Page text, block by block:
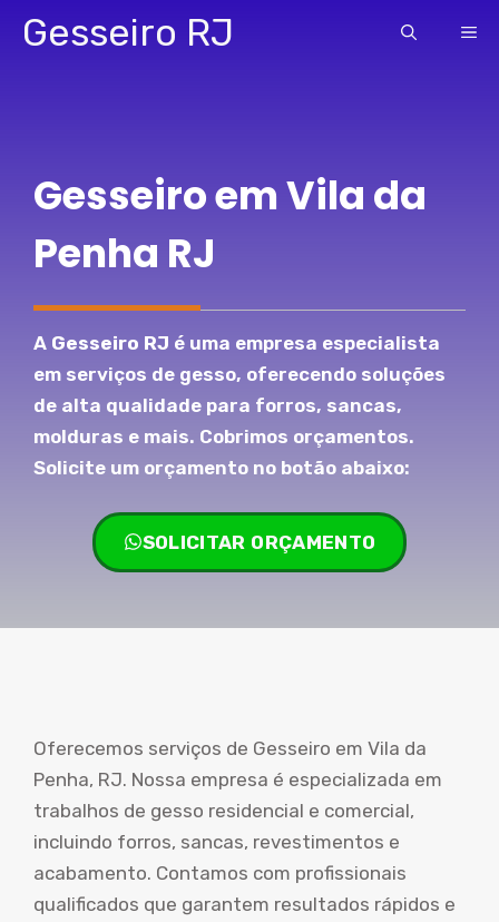
Pular
paraGesseiro RJ
Gesseiro em Vila da
Penha RJ
A Gesseiro RJ é uma empresa especialista
em serviços de gesso, oferecendo soluções
de alta qualidade para forros, sancas,
molduras e mais. Cobrimos orçamentos.
Solicite um orçamento no botão abaixo:
SOLICITAR ORÇAMENTO
Oferecemos serviços de Gesseiro em Vila da
Penha, RJ. Nossa empresa é especializada em
trabalhos de gesso residencial e comercial,
incluindo forros, sancas, revestimentos e
acabamento. Contamos com profissionais
qualificados que garantem resultados rápidos e